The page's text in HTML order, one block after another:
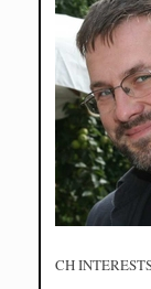
CH